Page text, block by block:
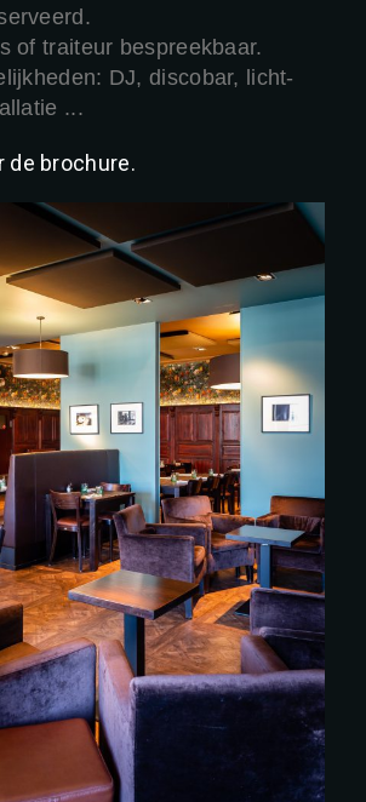
of traiteur bespreekbaar.
DJ, discobar, licht-
...
de brochure.